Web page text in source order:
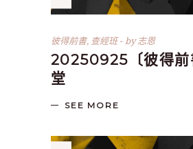
彼得前書, 查經班 by志恩
20250925〔彼得前
堂
SEE MORE